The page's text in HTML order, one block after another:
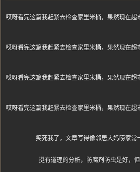
哎呀看完这篇我赶紧去检查家里米桶，果然现在
哎呀看完这篇我赶紧去检查家里米桶，果然现在
哎呀看完这篇我赶紧去检查家里米桶，果然现在
哎呀看完这篇我赶紧去检查家里米桶，果然现在
笑死我了，文章写得像邻居大妈唠家常
挺有道理的分析，防腐剂防虫是好，